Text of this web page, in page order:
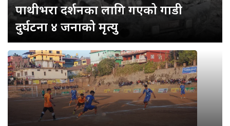
पाथीभरा दर्शनका लागि गएको गाडी
दुर्घटना ४ जनाको मृत्यु